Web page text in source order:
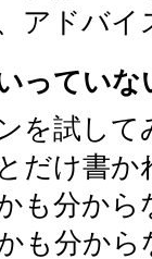
アドバ
っていな
を試し
だけ書
も分か
も分か